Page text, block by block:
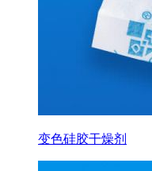
变色硅胶干燥剂